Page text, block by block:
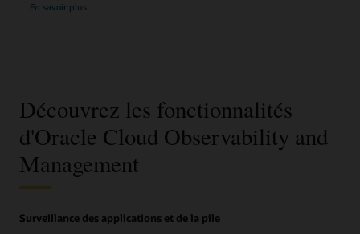
En savoir plus
Découvrez les fonctionnalités
d'Oracle Cloud Observability and
Management
Surveillance des applications et de la pile